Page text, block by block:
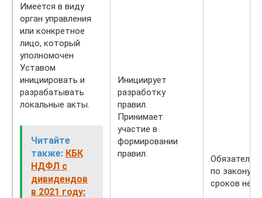
Имеется в виду
орган управления
или конкретное
лицо, который
уполномочен
Уставом
инициировать и
разрабатывать
локальные акты.
Читайте
также: КБК
НДФЛ с
дивидендов
в 2021 году:
Инициирует
разработку
правил.
Принимает
участие в
формировании
правил.
по закону
сроков нет.